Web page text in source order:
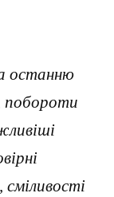
останню
побороти